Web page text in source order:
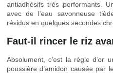
antiadhésifs très performants.
avec de l’eau savonneuse
résidus en quelques secondes
Faut-il rincer le riz
Absolument, c’est la règle d’or
poussière d’amidon causée par